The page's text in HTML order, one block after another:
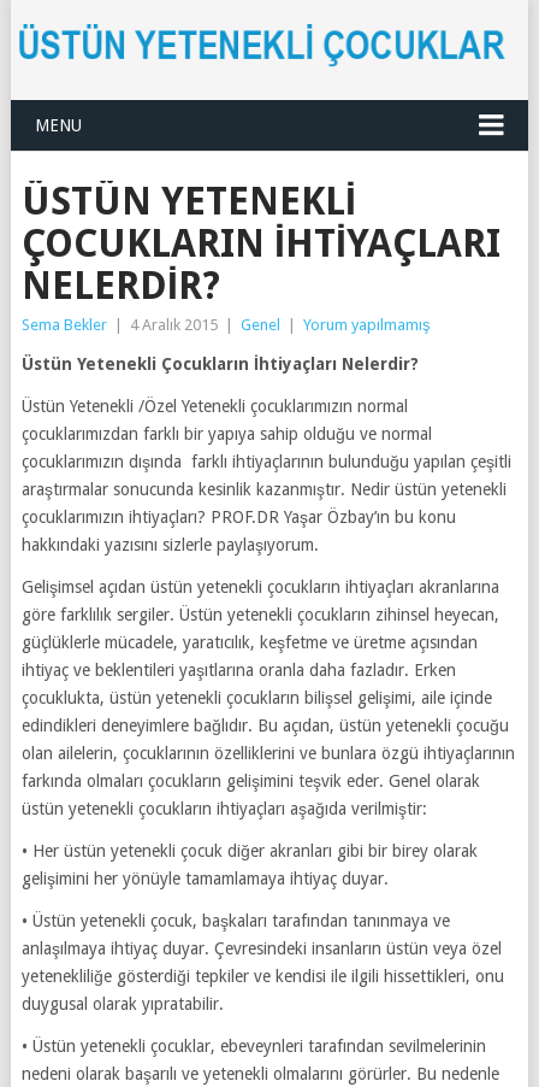
MENU
ÜSTÜN YETENEKLI
ÇOCUKLARIN İHTIYAÇLARI
NELERDIR?
Sema Bekler 4 Aralık 2015 Genel Yorum yapılmamış
Üstün Yetenekli Çocukların İhtiyaçları Nelerdir?
Üstün Yetenekli /Özel Yetenekli çocuklarımızın normal
çocuklarımızdan farklı bir yapıya sahip olduğu ve normal
çocuklarımızın dışında farklı ihtiyaçlarının bulunduğu yapılan çeşitli
araştırmalar sonucunda kesinlik kazanmıştır. Nedir üstün yetenekli
çocuklarımızın ihtiyaçları? PROF.DR Yaşar Özbay’ın bu konu
hakkındaki yazısını sizlerle paylaşıyorum.
Gelişimsel açıdan üstün yetenekli çocukların ihtiyaçları akranlarına
göre farklılık sergiler. Üstün yetenekli çocukların zihinsel heyecan,
güçlüklerle mücadele, yaratıcılık, keşfetme ve üretme açısından
ihtiyaç ve beklentileri yaşıtlarına oranla daha fazladır. Erken
çocuklukta, üstün yetenekli çocukların bilişsel gelişimi, aile içinde
edindikleri deneyimlere bağlıdır. Bu açıdan, üstün yetenekli çocuğu
olan ailelerin, çocuklarının özelliklerini ve bunlara özgü ihtiyaçlarının
farkında olmaları çocukların gelişimini teşvik eder. Genel olarak
üstün yetenekli çocukların ihtiyaçları aşağıda verilmiştir:
• Her üstün yetenekli çocuk diğer akranları gibi bir birey olarak
gelişimini her yönüyle tamamlamaya ihtiyaç duyar.
• Üstün yetenekli çocuk, başkaları tarafından tanınmaya ve
anlaşılmaya ihtiyaç duyar. Çevresindeki insanların üstün veya özel
yetenekliliğe gösterdiği tepkiler ve kendisi ile ilgili hissettikleri, onu
duygusal olarak yıpratabilir.
• Üstün yetenekli çocuklar, ebeveynleri tarafından sevilmelerinin
nedeni olarak başarılı ve yetenekli olmalarını görürler. Bu nedenle